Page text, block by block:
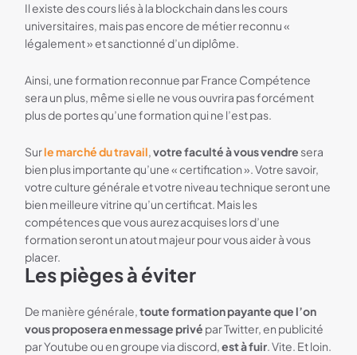
Il existe des cours liés à la blockchain dans les cours
universitaires, mais pas encore de métier reconnu «
légalement » et sanctionné d’un diplôme.
Ainsi, une formation reconnue par France Compétence
sera un plus, même si elle ne vous ouvrira pas forcément
plus de portes qu’une formation qui ne l’est pas.
Surle marché du travail,votre faculté à vous vendresera
bien plus importante qu’une « certification ». Votre savoir,
votre culture générale et votre niveau technique seront une
bien meilleure vitrine qu’un certificat. Mais les
compétences que vous aurez acquises lors d’une
formation seront un atout majeur pour vous aider à vous
placer.
Les pièges à éviter
De manière générale,toute formation payante que l’on
vous proposera en message privé par Twitter, en publicité
par Youtube ou en groupe via discord,est à fuir. Vite. Et loin.